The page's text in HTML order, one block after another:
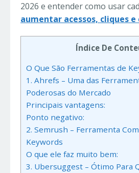
2026 e entender como usar
aumentar acessos, cliques e
Índice De
O Que São Ferramentas de
1. Ahrefs – Uma das
Poderosas do Mercado
Principais vantagens:
Ponto negativo:
2. Semrush – Ferramenta
Keywords
O que ele faz muito bem:
3. Ubersuggest – Ótimo Para